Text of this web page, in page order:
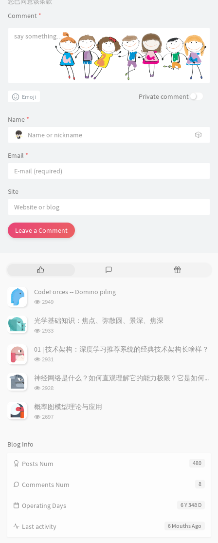
Comment *
Emoji Private comment
Name *
🎲
Email *
Site
Leave a Comment
P
p
a
r
r
t
c
l
s
e
t
m
n
R
t
l
CodeForces -- Domino piling
浏
次
数:
2949
光学基础知识：焦点、弥散圆、景深、焦深
浏
次
数:
2933
01 | 技术架构：深度学习推荐系统的经典技术架构长啥样？
浏
次
数:
2931
神经网络是什么？如何直观理解它的能力极限？它是如何无限逼近真理？
浏
次
数:
2928
概率图模型理论与应用
浏
2697
Blog Info
480
Posts Num
8
Comments Num
6 Y 348 D
Operating Days
6 Mouths Ago
Last activity